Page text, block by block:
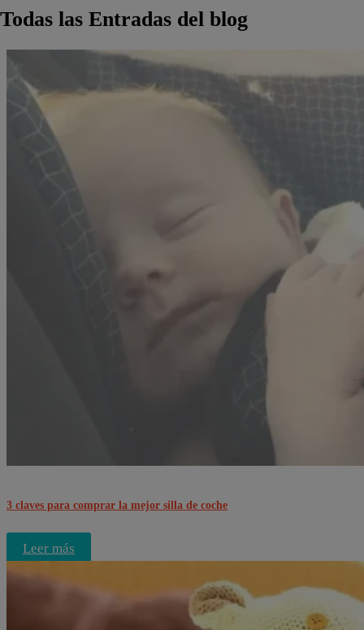
Todas las Entradas del blog
3 claves para comprar la mejor silla de coche
Leer más